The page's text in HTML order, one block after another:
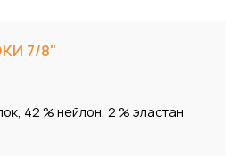
7/8"
42 % нейлон, 2 % эластан